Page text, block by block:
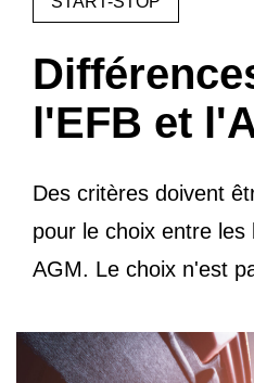
l'EFB et
Des critères doivent
pour le choix entre les
AGM. Le choix n'est